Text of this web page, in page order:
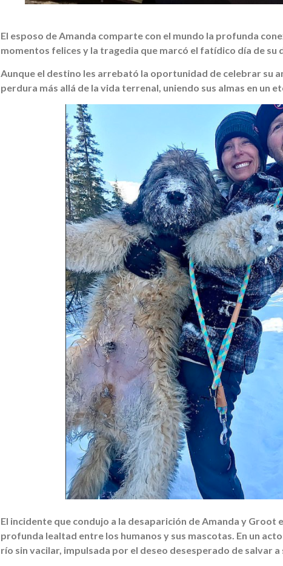
El esposo de Amanda comparte con el mundo la profunda
momentos felices y la tragedia que marcó el fatídico día de su
Aunque el destino les arrebató la oportunidad de celebrar su
perdura más allá de la vida terrenal, uniendo sus almas en un
El incidente que condujo a la desaparición de Amanda y
profunda lealtad entre los humanos y sus mascotas. En un
río sin vacilar, impulsada por el deseo desesperado de salvar a